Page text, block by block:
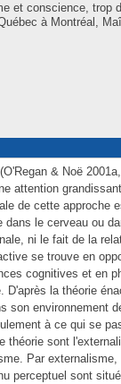
et conscience, trop
à Montréal,
& Noë
attention
de cette approche
dans le cerveau ou
ni le fait de la
se trouve en
cognitives et en
D'après la théorie
son environnement
à ce qui se
théorie sont
Par
perceptuel sont